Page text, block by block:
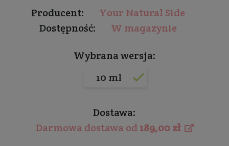
Producent:
Your Natural Side
Dostępność:
W magazynie
Wybrana wersja:
10 ml
Dostawa:
Darmowa dostawa od189,00 zł